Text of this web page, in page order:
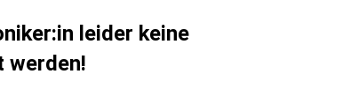
leider keine
werden!